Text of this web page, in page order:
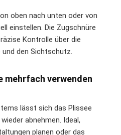
oben nach unten oder von
einstellen. Die Zugschnüre
Kontrolle über die
den Sichtschutz.
mehrfach verwenden
lässt sich das Plissee
abnehmen. Ideal,
planen oder das